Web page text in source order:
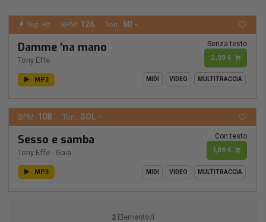
Top Hit BPM: 126 Ton.: MI -
Damme 'na mano
Tony Effe
Senza testo
2,99 €
MP3 MIDI VIDEO MULTITRACCIA
BPM: 108 Ton.: SOL -
Sesso e samba
Tony Effe - Gaia
Con testo
1,89 €
MP3 MIDI VIDEO MULTITRACCIA
2 Elemento/i